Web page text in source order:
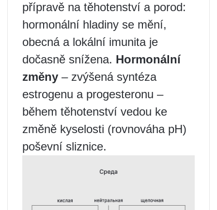
přípravě na těhotenství a porod:
hormonální hladiny se mění,
obecná a lokální imunita je
dočasně snížena. Hormonální
změny – zvýšená syntéza
estrogenu a progesteronu –
během těhotenství vedou ke
změně kyselosti (rovnováha pH)
poševní sliznice.